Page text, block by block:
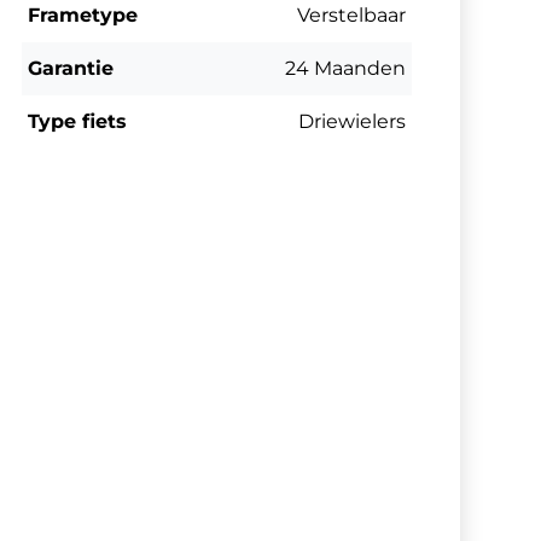
Frametype Verstelbaar
Garantie 24 Maanden
Type fiets Driewielers